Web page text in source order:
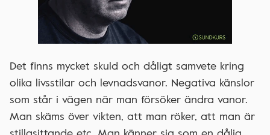
Det finns mycket skuld och dåligt samvete kring
olika livsstilar och levnadsvanor. Negativa känslor
som står i vägen när man försöker ändra vanor.
Man skäms över vikten, att man röker, att man är